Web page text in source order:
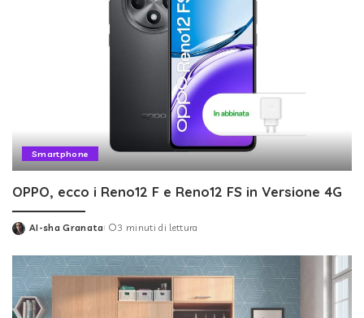
Smartphone
OPPO, ecco i Reno12 F e Reno12 FS in Versione 4G
Posted
AI-sha Granata 3 minuti di lettura